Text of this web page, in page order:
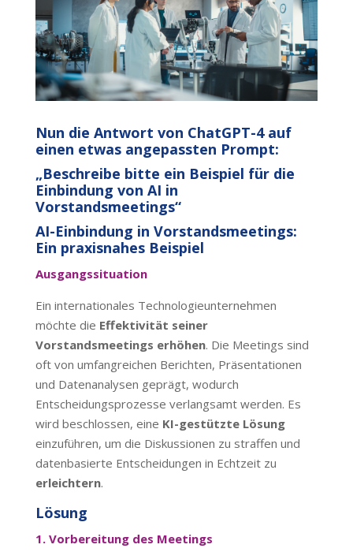
Nun die Antwort von ChatGPT-4 auf
einen etwas angepassten Prompt:
„Beschreibe bitte ein Beispiel für die
Einbindung von AI in
Vorstandsmeetings“
AI-Einbindung in Vorstandsmeetings:
Ein praxisnahes Beispiel
Ausgangssituation
Ein internationales Technologieunternehmen
möchte die Effektivität seiner
Vorstandsmeetings erhöhen. Die Meetings sind
oft von umfangreichen Berichten, Präsentationen
und Datenanalysen geprägt, wodurch
Entscheidungsprozesse verlangsamt werden. Es
wird beschlossen, eine KI-gestützte Lösung
einzuführen, um die Diskussionen zu straffen und
datenbasierte Entscheidungen in Echtzeit zu
erleichtern.
Lösung
1. Vorbereitung des Meetings